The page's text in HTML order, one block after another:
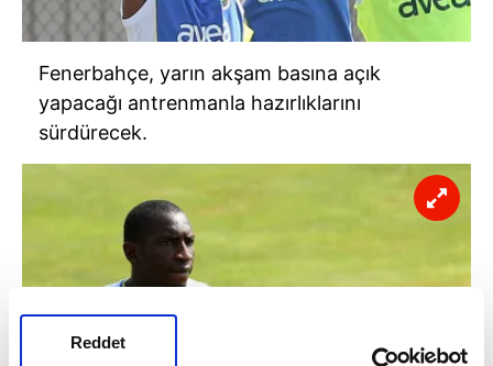
Reddet
Fenerbahçe, yarın akşam basına açık
yapacağı antrenmanla hazırlıklarını
sürdürecek.